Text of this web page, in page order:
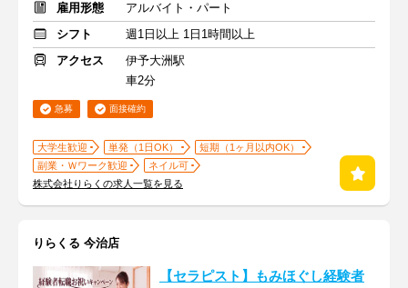
雇用形態
アルバイト・パート
シフト
週1日以上 1日1時間以上
アクセス
伊予大洲駅
車2分
急募 面接確約
大学生歓迎 単発（1日OK）
短期（1ヶ月以内OK）
副業・Ｗワーク歓迎
ネイル可
株式会社りらくの求人一覧を見る
りらくる 今治店
【セラピスト】もみほぐし経験者